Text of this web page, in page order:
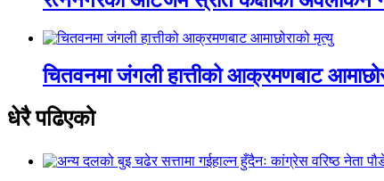
चितवनमा जंगली हात्तीको आक्रमणबाट
धेरै पढिएको